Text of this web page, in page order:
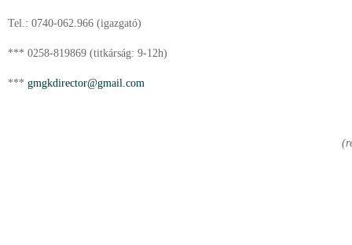
Tel.: 0740-062.966 (igazgató)
*** 0258-819869 (titkárság: 9-12h)
*** gmgkdirector@gmail.com